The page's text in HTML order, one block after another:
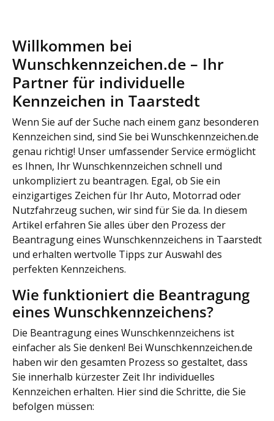
Willkommen bei
Wunschkennzeichen.de – Ihr
Partner für individuelle
Kennzeichen in Taarstedt
Wenn Sie auf der Suche nach einem ganz besonderen
Kennzeichen sind, sind Sie bei Wunschkennzeichen.de
genau richtig! Unser umfassender Service ermöglicht
es Ihnen, Ihr Wunschkennzeichen schnell und
unkompliziert zu beantragen. Egal, ob Sie ein
einzigartiges Zeichen für Ihr Auto, Motorrad oder
Nutzfahrzeug suchen, wir sind für Sie da. In diesem
Artikel erfahren Sie alles über den Prozess der
Beantragung eines Wunschkennzeichens in Taarstedt
und erhalten wertvolle Tipps zur Auswahl des
perfekten Kennzeichens.
Wie funktioniert die Beantragung
eines Wunschkennzeichens?
Die Beantragung eines Wunschkennzeichens ist
einfacher als Sie denken! Bei Wunschkennzeichen.de
haben wir den gesamten Prozess so gestaltet, dass
Sie innerhalb kürzester Zeit Ihr individuelles
Kennzeichen erhalten. Hier sind die Schritte, die Sie
befolgen müssen: